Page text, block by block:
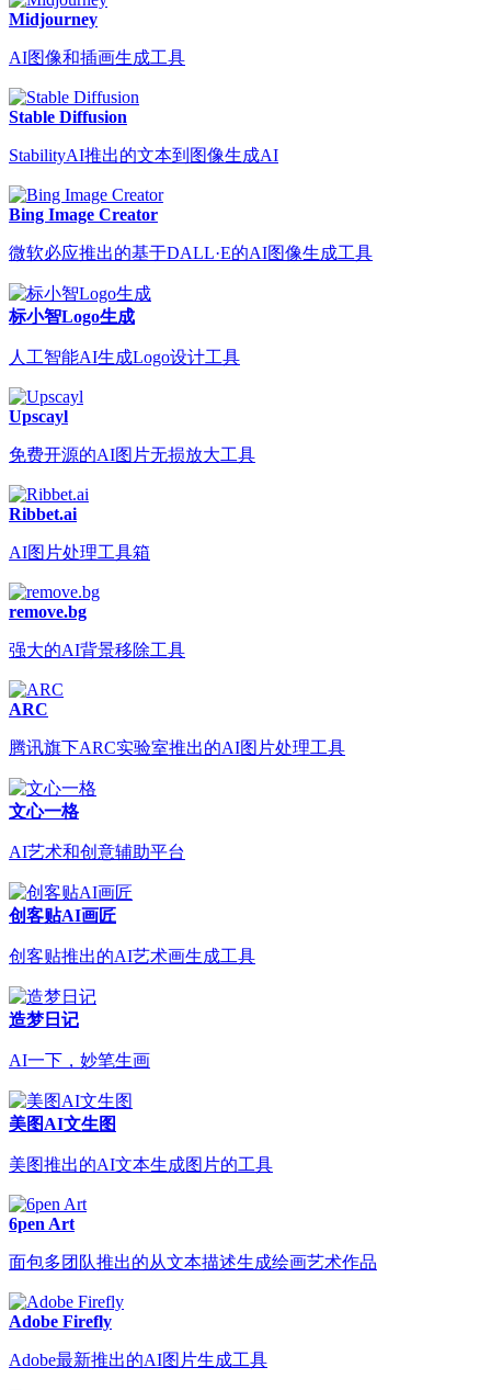
Midjourney
AI图像和插画生成工具
Stable Diffusion
StabilityAI推出的文本到图像生成AI
Bing Image Creator
微软必应推出的基于DALL·E的AI图像生成工具
标小智Logo生成
人工智能AI生成Logo设计工具
Upscayl
免费开源的AI图片无损放大工具
Ribbet.ai
AI图片处理工具箱
remove.bg
强大的AI背景移除工具
ARC
腾讯旗下ARC实验室推出的AI图片处理工具
文心一格
AI艺术和创意辅助平台
创客贴AI画匠
创客贴推出的AI艺术画生成工具
造梦日记
AI一下，妙笔生画
美图AI文生图
美图推出的AI文本生成图片的工具
6pen Art
面包多团队推出的从文本描述生成绘画艺术作品
Adobe Firefly
Adobe最新推出的AI图片生成工具